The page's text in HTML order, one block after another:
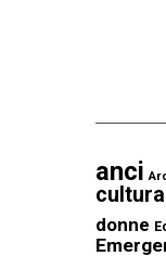
anci
cultura
donne